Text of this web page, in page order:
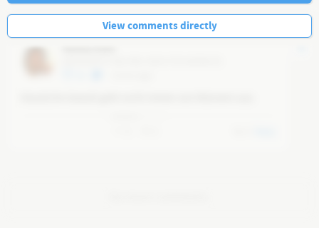
View comments directly